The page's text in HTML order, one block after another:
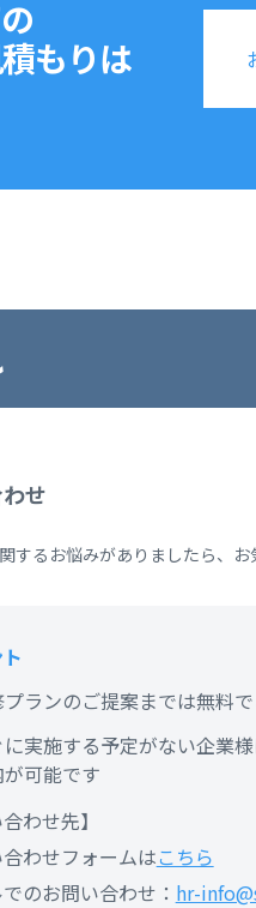
もりは
せ
するお悩みがありましたら、お
ランのご提案までは無料
に実施する予定がない企業
可能です
合わせ先】
わせフォームはこちら
のお問い合わせ： hr-